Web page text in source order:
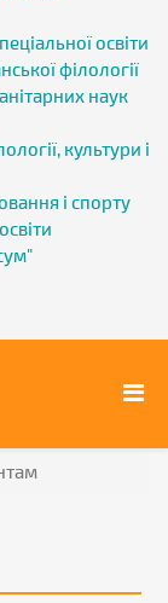
освіти
філології
наук
культури і
і спорту